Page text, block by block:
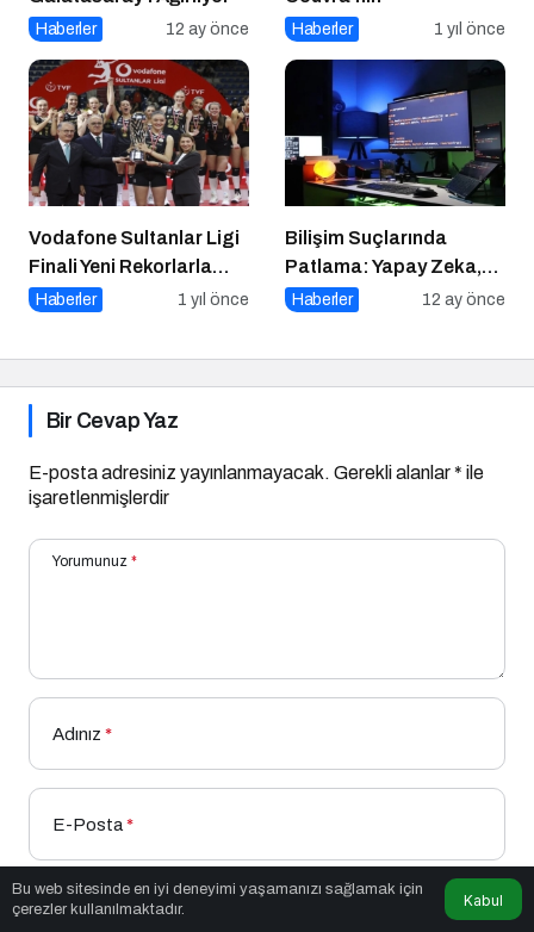
Haberler 12 ay önce Haberler 1 yıl önce
Vodafone Sultanlar Ligi
Finali Yeni Rekorlarla
Tamamlandı
Haberler 1 yıl önce
Bilişim Suçlarında
Patlama: Yapay Zeka,
Sahte Siteler ve Dijital
Haberler 12 ay önce
Bir Cevap Yaz
E-posta adresiniz yayınlanmayacak. Gerekli alanlar* ile
işaretlenmişlerdir
Yorumunuz *
Adınız *
E-Posta*
Bir dahaki sefere yorum yaptığımda kullanılmak üzere
Bu web sitesinde en iyi deneyimi yaşamanızı sağlamak için
çerezler kullanılmaktadır.
Kabul